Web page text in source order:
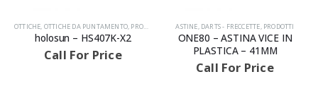
, PRODOTTI
X2
ASTINE,DARTS - FRECCETTE ,PRODOTTI
ONE80 – ASTINA VICE IN
PLASTICA – 41MM
ACCESSORI ,PRODOTTI
roc import – LE
GUN CLEANING
Call For
AVVISIAMO LA GENTILE CLIENTELA